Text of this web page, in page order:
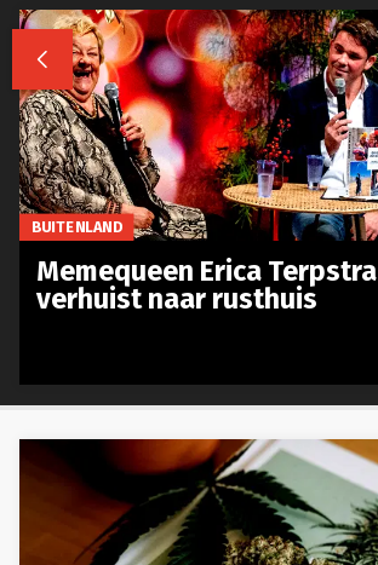

BUITENLAND
Memequeen Erica Terpstra
verhuist naar rusthuis